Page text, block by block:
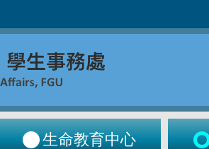
生命教育中心